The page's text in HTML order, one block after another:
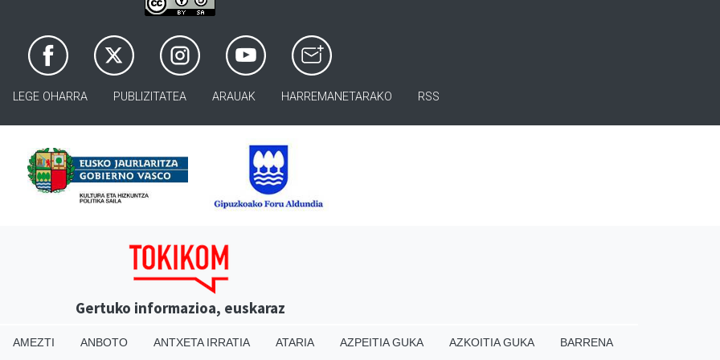
LEGE OHARRA PUBLIZITATEA ARAUAK HARREMANETARAKO RSS
Gertuko informazioa, euskaraz
AMEZTI ANBOTO ANTXETA IRRATIA ATARIA AZPEITIA GUKA AZKOITIA GUKA
BARRENA